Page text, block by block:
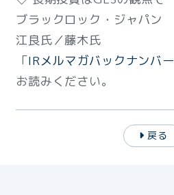
ブラックロック・ジャパン
江良氏／藤木氏
「IRメルマガバックナンバー
お読みください。
戻る